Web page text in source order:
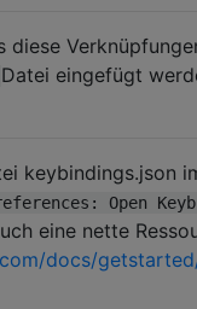
diese
Datei eingefügt
keybindings.json
Open
eine nette
docs/